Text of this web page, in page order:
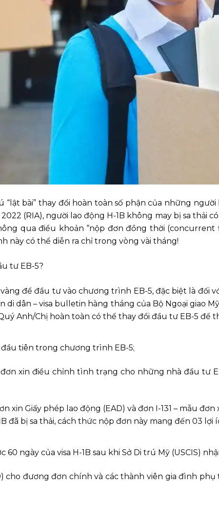
“lật bài” thay đổi hoàn toàn số phận của những
(RIA), người lao động H-1B không may bị sa thải
qua điều khoản “nộp đơn đồng thời (concurrent
này có thể diễn ra chỉ trong vòng vài tháng!
tư EB-5?
để đầu tư vào chương trình EB-5, đặc biệt là đối
dân – visa bulletin hàng tháng của Bộ Ngoại giao
Anh/Chị hoàn toàn có thể thay đổi đầu tư EB-5 để
tiên trong chương trình EB-5;
đơn xin điều chỉnh tình trạng cho những nhà đầu tư
xin Giấy phép lao động (EAD) và đơn I-131 – mẫu
đã bị sa thải, cách thức nộp đơn này mang đến 03 lợi
ngày của visa H-1B sau khi Sở Di trú Mỹ (USCIS)
cho đương đơn chính và các thành viên gia đình